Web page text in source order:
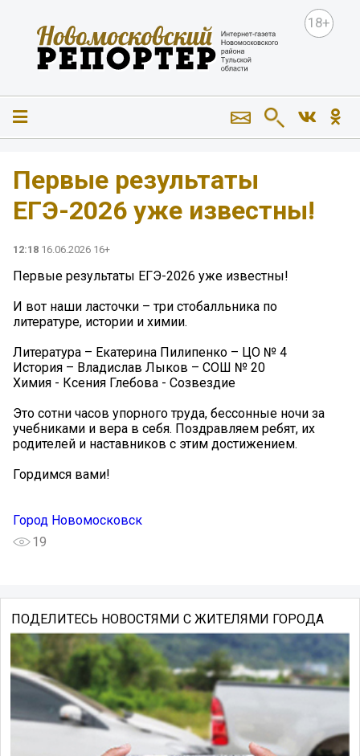
18+
Первые результаты
ЕГЭ-2026 уже известны!
12:18 16.06.2026 16+
Первые результаты ЕГЭ-2026 уже известны!
И вот наши ласточки – три стобалльника по
литературе, истории и химии.
Литература – Екатерина Пилипенко – ЦО № 4
История – Владислав Лыков – СОШ № 20
Химия - Ксения Глебова - Созвездие
Это сотни часов упорного труда, бессонные ночи за
учебниками и вера в себя. Поздравляем ребят, их
родителей и наставников с этим достижением.
Гордимся вами!
Город Новомосковск
19
ПОДЕЛИТЕСЬ НОВОСТЯМИ С ЖИТЕЛЯМИ ГОРОДА